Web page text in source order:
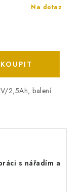
Na dotaz
2,5Ah, balení
s nářadím a